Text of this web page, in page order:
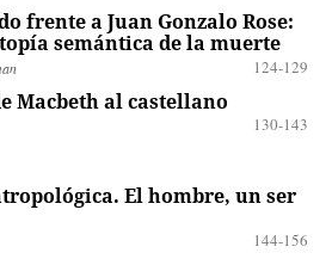
frente a Juan Gonzalo Rose:
semántica de la muerte
124-129
Macbeth al castellano
130-143
El hombre, un ser
144-156